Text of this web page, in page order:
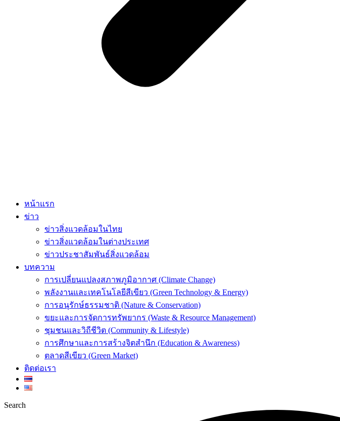
หน้าแรก
ข่าว
ข่าวสิ่งแวดล้อมในไทย
ข่าวสิ่งแวดล้อมในต่างประเทศ
ข่าวประชาสัมพันธ์สิ่งแวดล้อม
บทความ
การเปลี่ยนแปลงสภาพภูมิอากาศ (Climate Change)
พลังงานและเทคโนโลยีสีเขียว (Green Technology & Energy)
การอนุรักษ์ธรรมชาติ (Nature & Conservation)
ขยะและการจัดการทรัพยากร (Waste & Resource Management)
ชุมชนและวิถีชีวิต (Community & Lifestyle)
การศึกษาและการสร้างจิตสำนึก (Education & Awareness)
ตลาดสีเขียว (Green Market)
ติดต่อเรา
Search